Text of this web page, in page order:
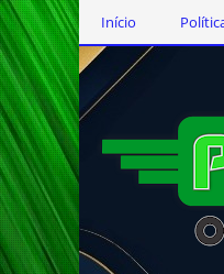
Início